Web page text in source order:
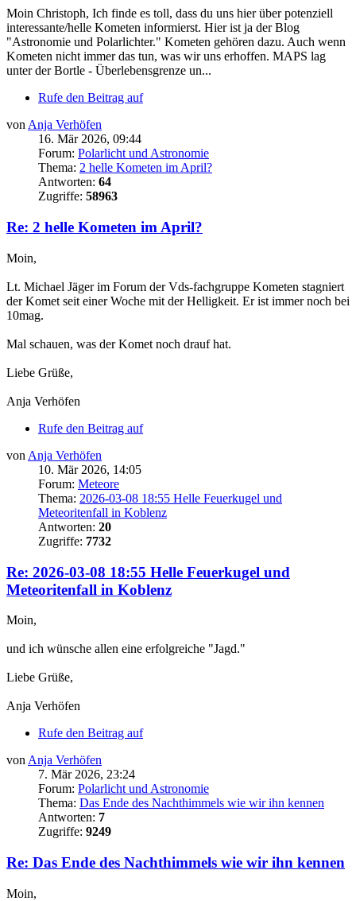
Moin Christoph, Ich finde es toll, dass du uns hier über potenziell
interessante/helle Kometen informierst. Hier ist ja der Blog
"Astronomie und Polarlichter." Kometen gehören dazu. Auch wenn
Kometen nicht immer das tun, was wir uns erhoffen. MAPS lag
unter der Bortle - Überlebensgrenze un...
Rufe den Beitrag auf
vonAnja Verhöfen
16. Mär 2026, 09:44
Forum: Polarlicht und Astronomie
Thema: 2 helle Kometen im April?
Antworten: 64
Zugriffe: 58963
Re: 2 helle Kometen im April?
Moin,
Lt. Michael Jäger im Forum der Vds-fachgruppe Kometen stagniert
der Komet seit einer Woche mit der Helligkeit. Er ist immer noch bei
10mag.
Mal schauen, was der Komet noch drauf hat.
Liebe Grüße,
Anja Verhöfen
Rufe den Beitrag auf
von Anja Verhöfen
10. Mär 2026, 14:05
Forum: Meteore
Thema: 2026-03-08 18:55 Helle Feuerkugel und
Meteoritenfall in Koblenz
Antworten: 20
Zugriffe: 7732
Re: 2026-03-08 18:55 Helle Feuerkugel und
Meteoritenfall in Koblenz
Moin,
und ich wünsche allen eine erfolgreiche "Jagd."
Liebe Grüße,
Anja Verhöfen
Rufe den Beitrag auf
von Anja Verhöfen
7. Mär 2026, 23:24
Forum: Polarlicht und Astronomie
Thema: Das Ende des Nachthimmels wie wir ihn kennen
Antworten: 7
Zugriffe: 9249
Re: Das Ende des Nachthimmels wie wir ihn kennen
Moin,